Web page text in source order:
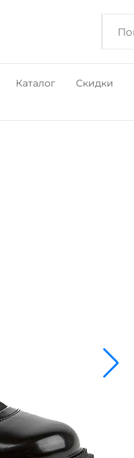
Каталог Скидки